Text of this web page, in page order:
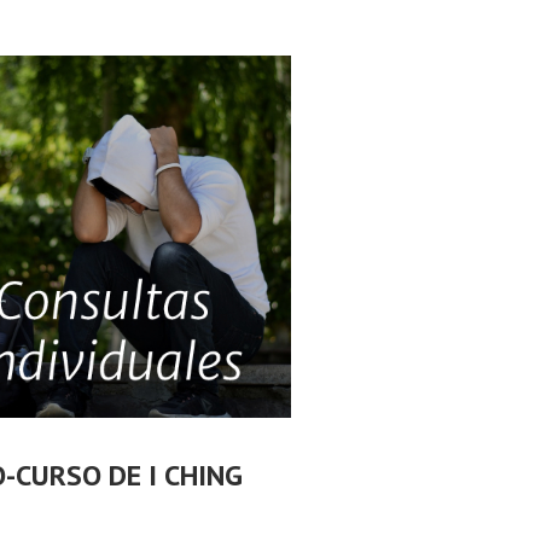
CURSO DE I CHING